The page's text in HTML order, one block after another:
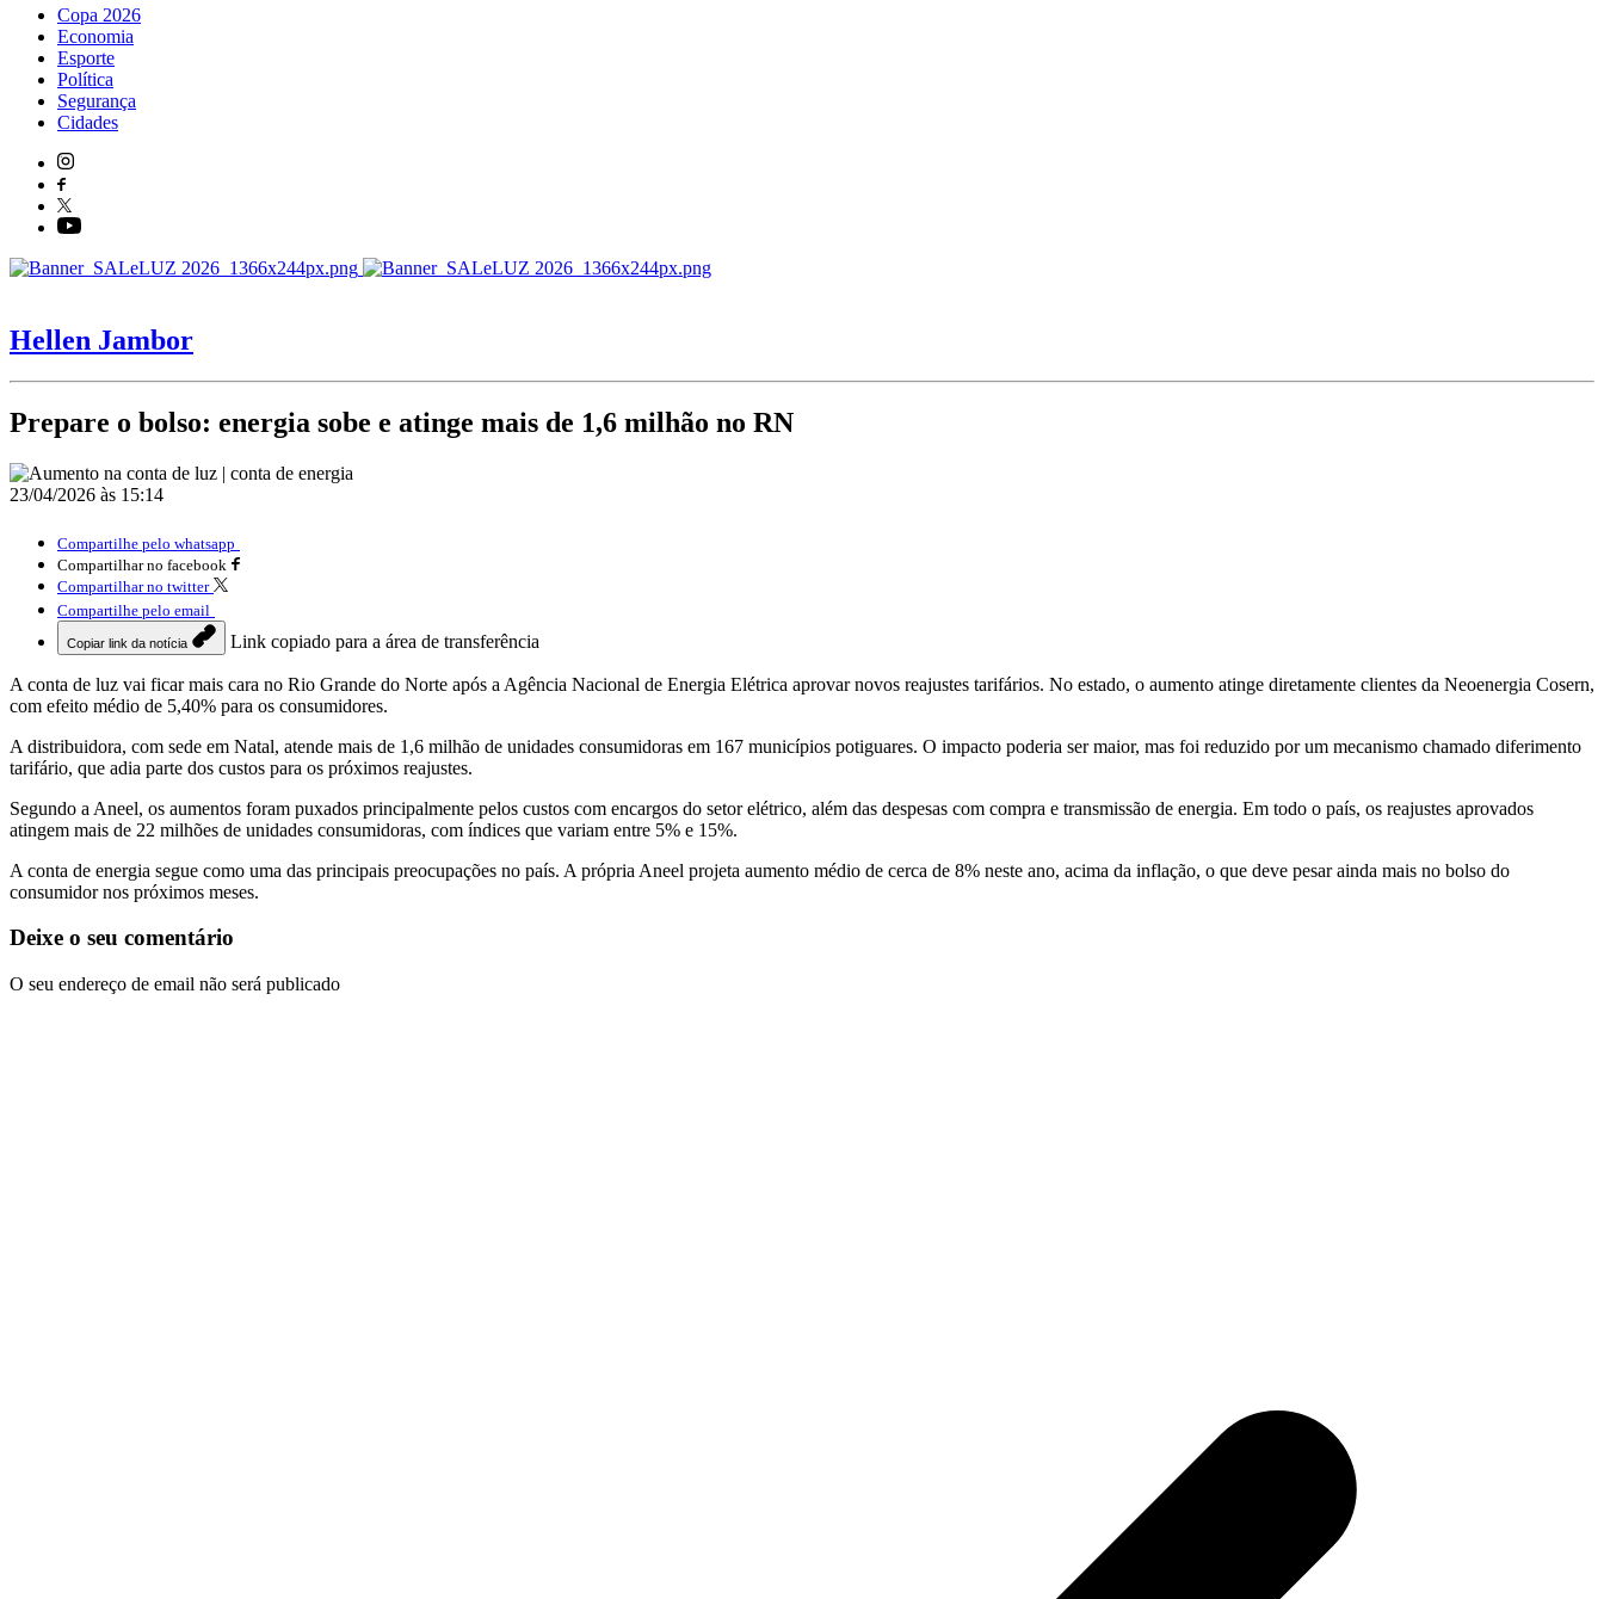
Copa 2026
Economia
Esporte
Política
Segurança
Cidades
Hellen Jambor
Prepare o bolso: energia sobe e atinge mais de 1,6 milhão no RN
23/04/2026 às 15:14
Compartilhe pelo whatsapp
Compartilhar no facebook
Compartilhar no twitter
Compartilhe pelo email
Copiar link da notícia Link copiado para a área de transferência
A conta de luz vai ficar mais cara no Rio Grande do Norte após a Agência Nacional de Energia Elétrica aprovar novos reajustes tarifários. No estado, o aumento atinge diretamente clientes da Neoenergia Cosern,
com efeito médio de 5,40% para os consumidores.
A distribuidora, com sede em Natal, atende mais de 1,6 milhão de unidades consumidoras em 167 municípios potiguares. O impacto poderia ser maior, mas foi reduzido por um mecanismo chamado diferimento
tarifário, que adia parte dos custos para os próximos reajustes.
Segundo a Aneel, os aumentos foram puxados principalmente pelos custos com encargos do setor elétrico, além das despesas com compra e transmissão de energia. Em todo o país, os reajustes aprovados
atingem mais de 22 milhões de unidades consumidoras, com índices que variam entre 5% e 15%.
A conta de energia segue como uma das principais preocupações no país. A própria Aneel projeta aumento médio de cerca de 8% neste ano, acima da inflação, o que deve pesar ainda mais no bolso do
consumidor nos próximos meses.
Deixe o seu comentário
O seu endereço de email não será publicado